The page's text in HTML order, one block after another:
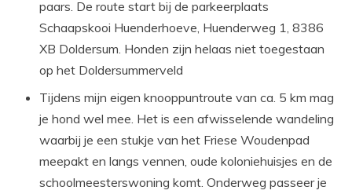
paars. De route start bij de parkeerplaats
Schaapskooi Huenderhoeve, Huenderweg 1, 8386
XB Doldersum. Honden zijn helaas niet toegestaan
op het Doldersummerveld
Tijdens mijn eigen knooppuntroute van ca. 5 km mag
je hond wel mee. Het is een afwisselende wandeling
waarbij je een stukje van het Friese Woudenpad
meepakt en langs vennen, oude koloniehuisjes en de
schoolmeesterswoning komt. Onderweg passeer je